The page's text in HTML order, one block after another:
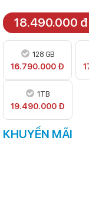
18.490.000 đ
128 GB
16.790.000 Đ
1TB
19.490.000 Đ
KHUYẾN MÃI